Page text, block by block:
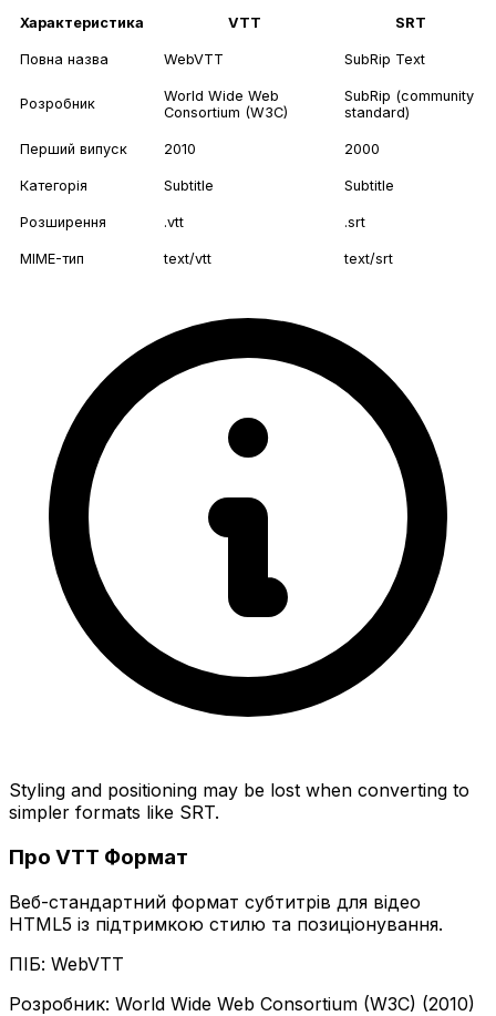
Характеристика VTT SRT
Повна назва WebVTT SubRip Text
Розробник
World Wide Web
Consortium (W3C)
SubRip (community
standard)
Перший випуск 2010 2000
Категорія Subtitle Subtitle
Розширення .vtt .srt
MIME-тип text/vtt text/srt
Styling and positioning may be lost when converting to
simpler formats like SRT.
Про VTT Формат
Веб-стандартний формат субтитрів для відео
HTML5 із підтримкою стилю та позиціонування.
ПІБ: WebVTT
Розробник: World Wide Web Consortium (W3C) (2010)